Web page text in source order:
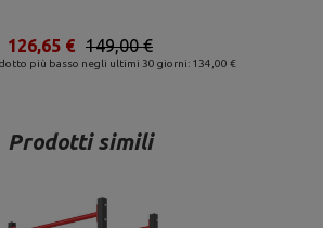
più basso negli ultimi 30 giorni: 134,00 €
149,00 €
126,65 €
Prodotti simili